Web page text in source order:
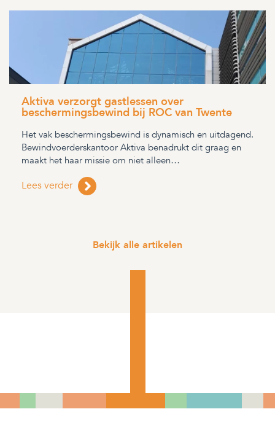
Aktiva verzorgt gastlessen over
beschermingsbewind bij ROC van Twente
Het vak beschermingsbewind is dynamisch en uitdagend.
Bewindvoerderskantoor Aktiva benadrukt dit graag en
maakt het haar missie om niet alleen…
Lees verder
Bekijk alle artikelen